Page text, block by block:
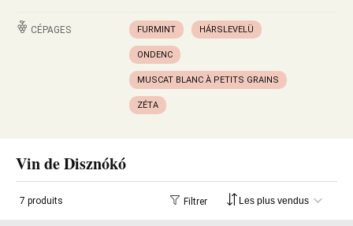
CÉPAGES FURMINT HÁRSLEVELÜ
ONDENC
MUSCAT BLANC À PETITS GRAINS
ZÉTA
Vin de Disznókó
7 produits Filtrer